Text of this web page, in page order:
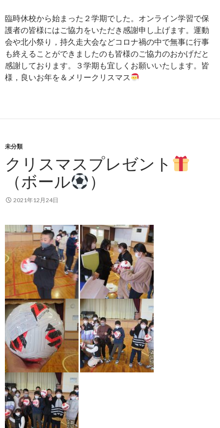
臨時休校から始まった２学期でした。オンライン学習で保
護者の皆様にはご協力をいただき感謝申し上げます。運動
会や北小祭り，持久走大会などコロナ禍の中で無事に行事
も終えることができましたのも皆様のご協力のおかげだと
感謝しております。３学期も宜しくお願いいたします。皆
様，良いお年を＆メリークリスマス
未分類
クリスマスプレゼント
（ボール
）
2021年12月24日